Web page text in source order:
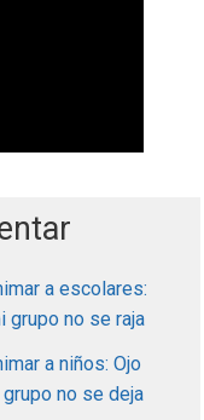
a escolares:
grupo no se raja
a niños: Ojo
no se deja